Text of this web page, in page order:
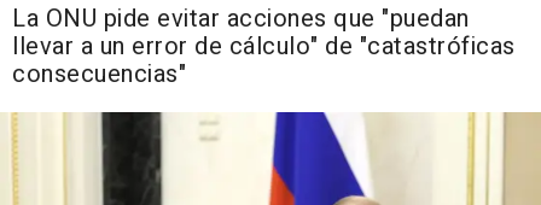
La ONU pide evitar acciones que "puedan
llevar a un error de cálculo" de "catastróficas
consecuencias"